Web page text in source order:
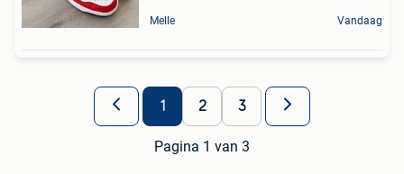
Melle Vandaag
1 2 3
Pagina 1 van 3